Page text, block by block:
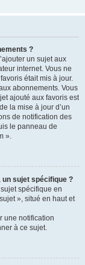
?
un sujet aux
internet. Vous ne
était mis à jour.
abonnements. Vous
ajouté aux favoris est
la mise à jour d’un
de notification des
le panneau de
».
un sujet spécifique ?
spécifique en
», situé en haut et
une notification
à ce sujet.